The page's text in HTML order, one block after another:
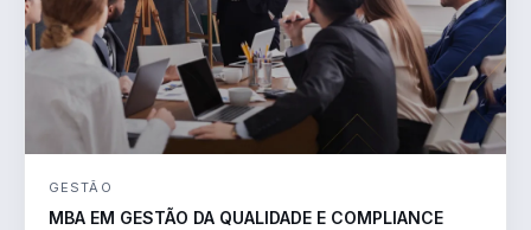
GESTÃO
MBA EM GESTÃO DA QUALIDADE E COMPLIANCE